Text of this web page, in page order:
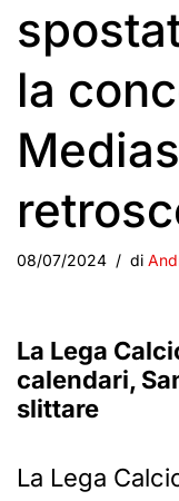
la
08/07/2024 di
La Lega
calendari,
slittare
La Lega